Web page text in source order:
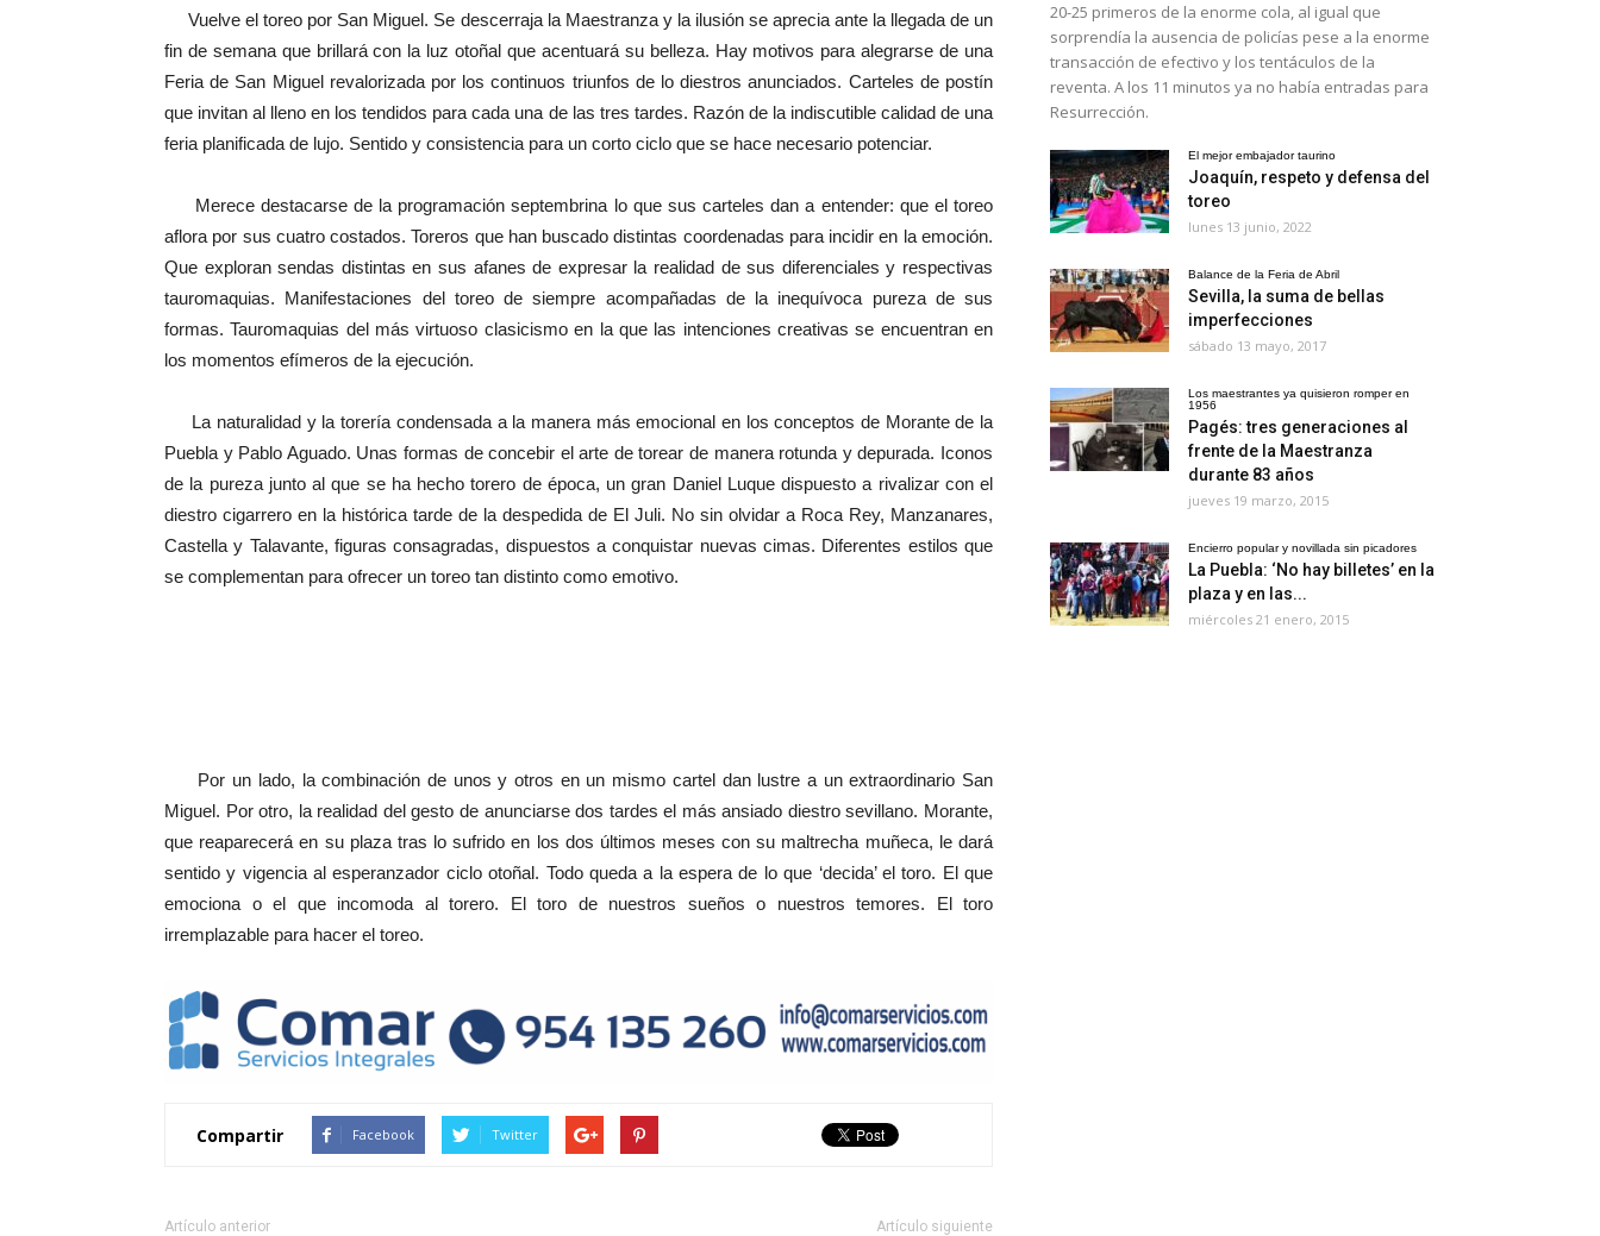
Vuelve el toreo por San Miguel. Se descerraja la Maestranza y la ilusión se aprecia ante la llegada de un
fin de semana que brillará con la luz otoñal que acentuará su belleza. Hay motivos para alegrarse de una
Feria de San Miguel revalorizada por los continuos triunfos de lo diestros anunciados. Carteles de postín
que invitan al lleno en los tendidos para cada una de las tres tardes. Razón de la indiscutible calidad de una
feria planificada de lujo. Sentido y consistencia para un corto ciclo que se hace necesario potenciar.
Merece destacarse de la programación septembrina lo que sus carteles dan a entender: que el toreo
aflora por sus cuatro costados. Toreros que han buscado distintas coordenadas para incidir en la emoción.
Que exploran sendas distintas en sus afanes de expresar la realidad de sus diferenciales y respectivas
tauromaquias. Manifestaciones del toreo de siempre acompañadas de la inequívoca pureza de sus
formas. Tauromaquias del más virtuoso clasicismo en la que las intenciones creativas se encuentran en
los momentos efímeros de la ejecución.
La naturalidad y la torería condensada a la manera más emocional en los conceptos de Morante de la
Puebla y Pablo Aguado. Unas formas de concebir el arte de torear de manera rotunda y depurada. Iconos
de la pureza junto al que se ha hecho torero de época, un gran Daniel Luque dispuesto a rivalizar con el
diestro cigarrero en la histórica tarde de la despedida de El Juli. No sin olvidar a Roca Rey, Manzanares,
Castella y Talavante, figuras consagradas, dispuestos a conquistar nuevas cimas. Diferentes estilos que
se complementan para ofrecer un toreo tan distinto como emotivo.
Por un lado, la combinación de unos y otros en un mismo cartel dan lustre a un extraordinario San
Miguel. Por otro, la realidad del gesto de anunciarse dos tardes el más ansiado diestro sevillano. Morante,
que reaparecerá en su plaza tras lo sufrido en los dos últimos meses con su maltrecha muñeca, le dará
sentido y vigencia al esperanzador ciclo otoñal. Todo queda a la espera de lo que ‘decida’ el toro. El que
emociona o el que incomoda al torero. El toro de nuestros sueños o nuestros temores. El toro
irremplazable para hacer el toreo.
Compartir Facebook Twitter
Artículo anterior Artículo siguiente
20-25 primeros de la enorme cola, al igual que
sorprendía la ausencia de policías pese a la enorme
transacción de efectivo y los tentáculos de la
reventa. A los 11 minutos ya no había entradas para
Resurrección.
El mejor embajador taurino
Joaquín, respeto y defensa del
toreo
lunes 13 junio, 2022
Balance de la Feria de Abril
Sevilla, la suma de bellas
imperfecciones
sábado 13 mayo, 2017
Los maestrantes ya quisieron romper en
1956
Pagés: tres generaciones al
frente de la Maestranza
durante 83 años
jueves 19 marzo, 2015
Encierro popular y novillada sin picadores
La Puebla: ‘No hay billetes’ en la
plaza y en las...
miércoles 21 enero, 2015